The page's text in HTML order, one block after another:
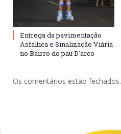
Entrega da pavimentação
Asfáltica e Sinalização Viária
no Bairro do pau D’arco
Os comentários estão fechados.